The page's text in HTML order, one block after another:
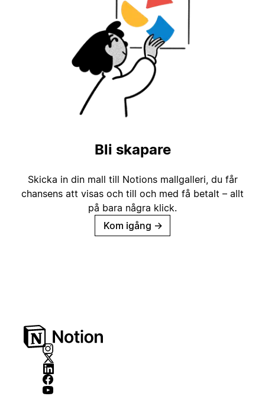
Bli skapare
Skicka in din mall till Notions mallgalleri, du får
chansens att visas och till och med få betalt – allt
på bara några klick.
Kom igång →